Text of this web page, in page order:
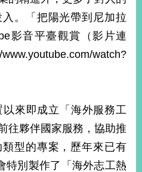
。「把陽光帶到尼加拉
影音平臺觀賞（影片連
watch?
來即成立「海外服務工
往夥伴國家服務，協助推
型的專案，歷年來已有
特別製作了「海外志工熱